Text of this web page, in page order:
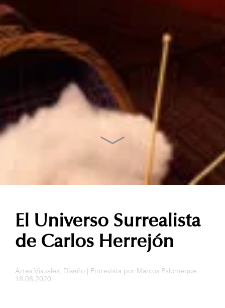
El Universo Surrealista
de Carlos Herrejón
Artes Visuales, Diseño | Entrevista por Marcos Palomeque ·
18.08.2020